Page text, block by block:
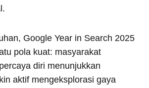
Google Year in Search 2025
pola kuat: masyarakat
diri menunjukkan
aktif mengeksplorasi gaya